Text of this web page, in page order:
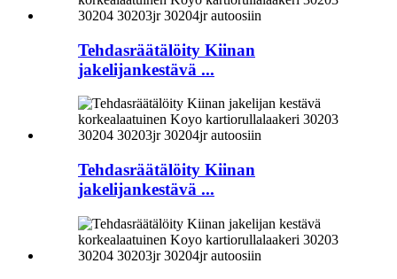
Tehdasräätälöity Kiinan
jakelijankestävä ...
Tehdasräätälöity Kiinan
jakelijankestävä ...